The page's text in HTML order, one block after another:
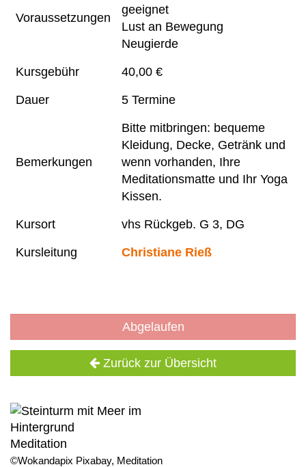
Voraussetzungen
geeignet
Lust an Bewegung
Neugierde
Kursgebühr 40,00 €
Dauer 5 Termine
Bemerkungen
Bitte mitbringen: bequeme
Kleidung, Decke, Getränk und
wenn vorhanden, Ihre
Meditationsmatte und Ihr Yoga
Kissen.
Kursort vhs Rückgeb. G 3, DG
Kursleitung Christiane Rieß
Abgelaufen
Zurück zur Übersicht
Meditation
©Wokandapix Pixabay, Meditation